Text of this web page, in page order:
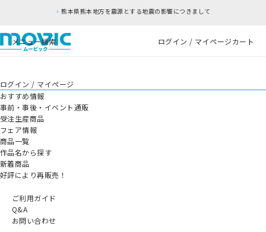
熊本県熊本地方を震源とする地震の影響につきまして
メニュー検索 ログイン / マイページカート
ログイン / マイページ
おすすめ情報
事前・事後・イベント通販
受注生産商品
フェア情報
商品一覧
作品名から探す
新着商品
好評により再販売！
ご利用ガイド
Q&A
お問い合わせ